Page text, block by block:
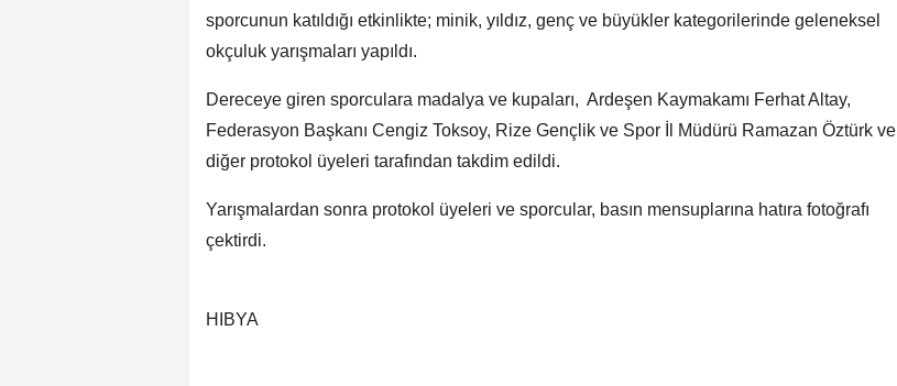
sporcunun katıldığı etkinlikte; minik, yıldız, genç ve büyükler kategorilerinde geleneksel
okçuluk yarışmaları yapıldı.
Dereceye giren sporculara madalya ve kupaları, Ardeşen Kaymakamı Ferhat Altay,
Federasyon Başkanı Cengiz Toksoy, Rize Gençlik ve Spor İl Müdürü Ramazan Öztürk ve
diğer protokol üyeleri tarafından takdim edildi.
Yarışmalardan sonra protokol üyeleri ve sporcular, basın mensuplarına hatıra fotoğrafı
çektirdi.
HIBYA